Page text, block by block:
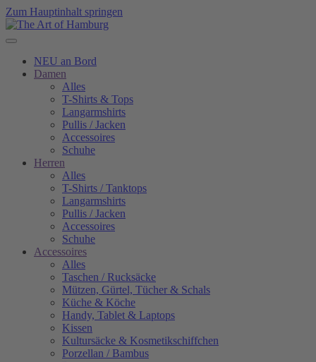
Zum Hauptinhalt springen
NEU an Bord
Damen
Alles
T-Shirts & Tops
Langarmshirts
Pullis / Jacken
Accessoires
Schuhe
Herren
Alles
T-Shirts / Tanktops
Langarmshirts
Pullis / Jacken
Accessoires
Schuhe
Accessoires
Alles
Taschen / Rucksäcke
Mützen, Gürtel, Tücher & Schals
Küche & Köche
Handy, Tablet & Laptops
Kissen
Kultursäcke & Kosmetikschiffchen
Porzellan / Bambus